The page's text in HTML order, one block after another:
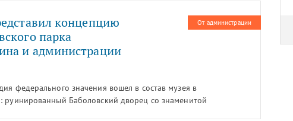
От администрации
концепцию
парка
и администрации
федерального значения вошел в состав музея в
руинированный Баболовский дворец со знаменитой